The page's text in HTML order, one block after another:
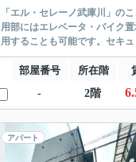
「エル・セレーノ武庫川」の
用部にはエレベータ・バイク
用することも可能です。セキ
部屋番号 所在階
-
2階
アパート